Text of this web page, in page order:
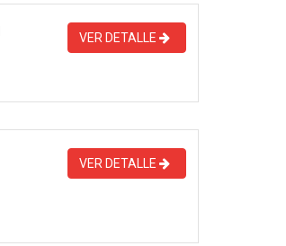
VER DETALLE
VER DETALLE